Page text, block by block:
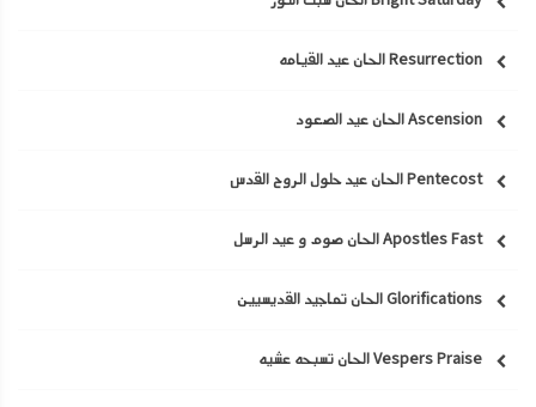
Resurrection الحان عيد القيامه
Ascension الحان عيد الصعود
Pentecost الحان عيد حلول الروح القدس
Apostles Fast الحان صوم و عيد الرسل
Glorifications الحان تماجيد القديسيين
Vespers Praise الحان تسبحه عشيه